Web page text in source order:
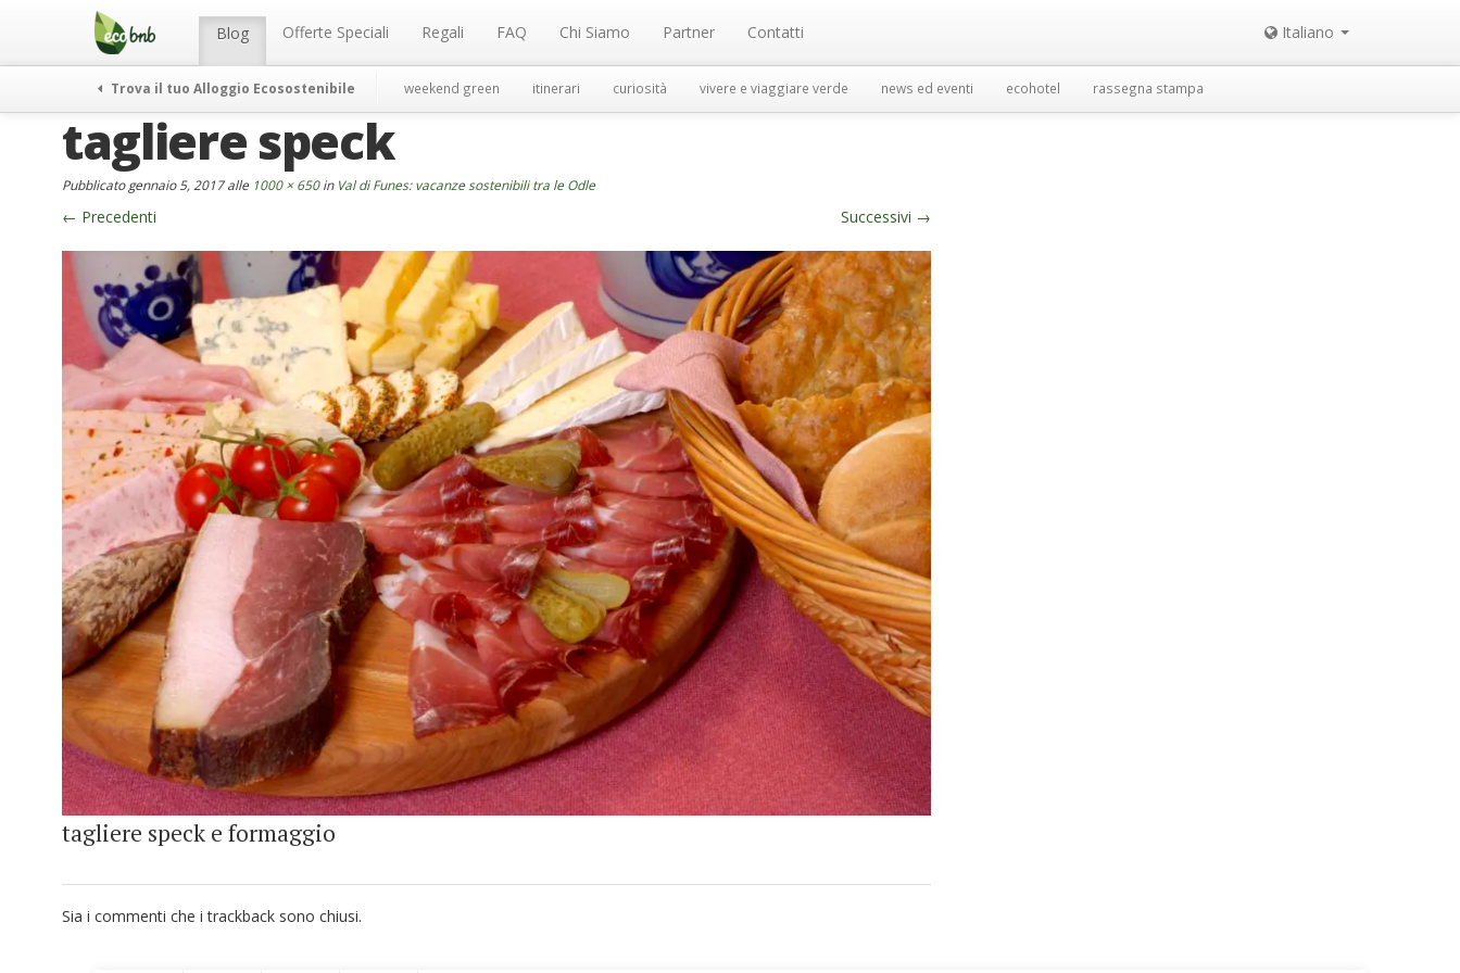
Menu Blog Offerte Speciali Regali FAQ Chi Siamo Partner Contatti Italiano
Trova il tuo Alloggio Ecosostenibile weekend green itinerari curiosità vivere e viaggiare verde news ed eventi ecohotel rassegna stampa
tagliere speck
Pubblicatogennaio 5, 2017alle 1000 × 650in Val di Funes: vacanze sostenibili tra le Odle
← Precedenti Successivi →
tagliere speck e formaggio
Sia i commenti che i trackback sono chiusi.